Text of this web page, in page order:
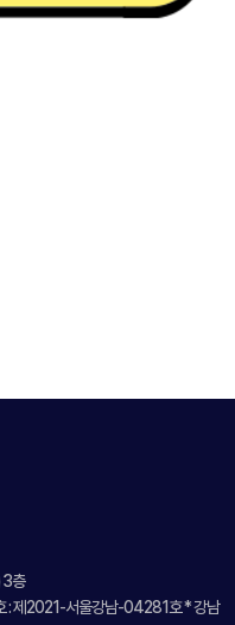
3층
: 제2021-서울강남-04281호 * 강남